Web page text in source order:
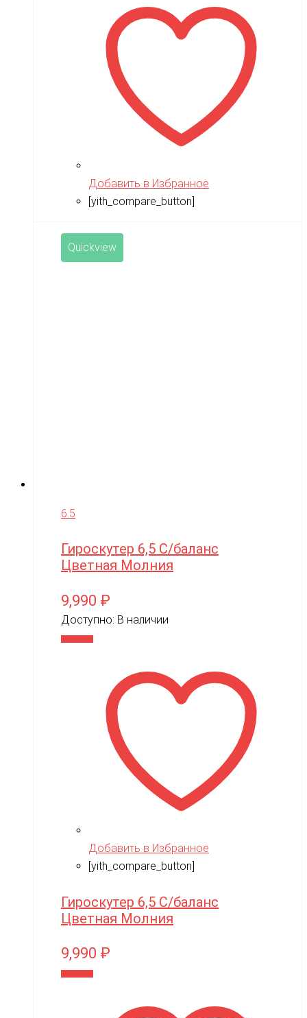
Добавить в Избранное
[yith_compare_button]
Quickview
6.5
Гироскутер 6,5 С/баланс
Цветная Молния
9,990 ₽
Доступно: В наличии
Добавить в Избранное
[yith_compare_button]
Гироскутер 6,5 С/баланс
Цветная Молния
9,990 ₽